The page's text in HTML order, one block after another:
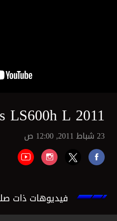
LS600h L 2011
23 شباط 2011, 12:00 ص
فيديوهات ذات